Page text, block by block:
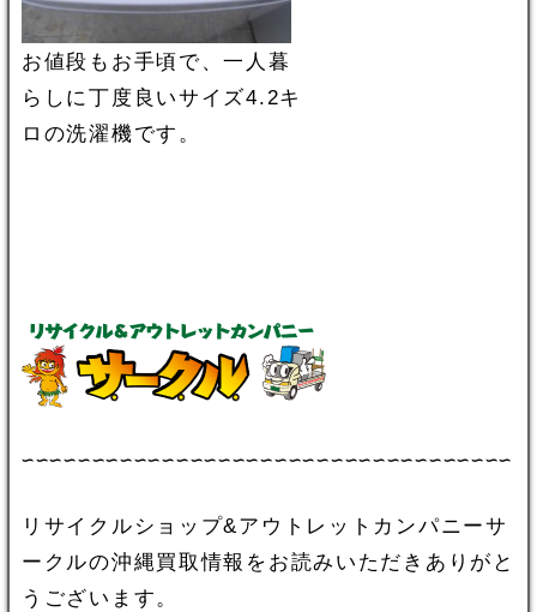
お値段もお手頃で、一人暮
らしに丁度良いサイズ4.2キ
ロの洗濯機です。
∽∽∽∽∽∽∽∽∽∽∽∽∽∽∽∽∽∽∽∽∽∽∽∽∽∽∽∽∽∽∽∽∽∽∽
リサイクルショップ&アウトレットカンパニーサ
ークルの沖縄買取情報をお読みいただきありがと
うございます。